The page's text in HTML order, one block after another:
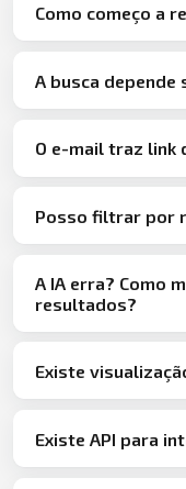
Como começo a
A busca depende
O e-mail traz link
Posso filtrar por
A IA erra? Como
resultados?
Existe
Existe API para